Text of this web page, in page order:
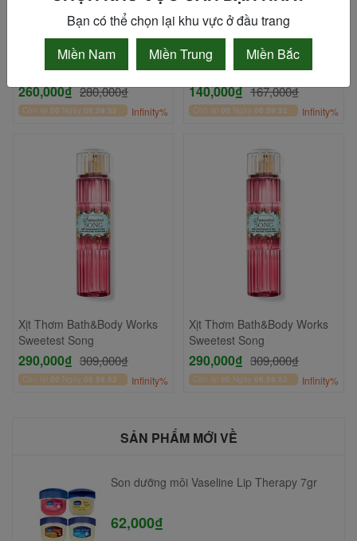
Son kem lì 3CE Stylenanda
Sketchstick Soft Clay
260,000₫ 280,000₫
Còn lại 00 Ngày 06:59:52 Infinity%
Son Dưỡng DHC Không Màu
Hỗ Trợ Giảm Thâm Môi
140,000₫ 167,000₫
Còn lại 00 Ngày 06:59:52 Infinity%
Xịt Thơm Bath&Body Works
Sweetest Song
290,000₫ 309,000₫
Còn lại 00 Ngày 06:59:52 Infinity%
Xịt Thơm Bath&Body Works
Sweetest Song
290,000₫ 309,000₫
Còn lại 00 Ngày 06:59:52 Infinity%
SẢN PHẨM MỚI VỀ
Son dưỡng môi Vaseline Lip Therapy 7gr
62,000₫
Bạn có thể chọn lại khu vực ở đầu trang
Miền Nam
Miền Trung Miền Bắc